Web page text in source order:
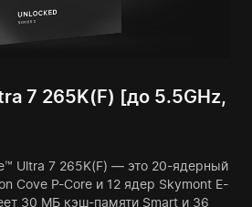
7 265K(F) [до 5.5GHz,
Ultra 7 265K(F) — это 20-ядерный
Cove P-Core и 12 ядер Skymont E-
30 МБ кэш-памяти Smart и 36